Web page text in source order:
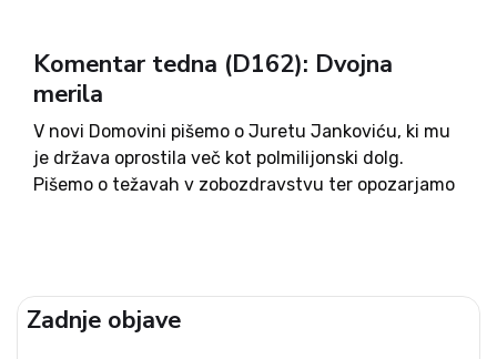
Komentar tedna (D162): Dvojna
merila
V novi Domovini pišemo o Juretu Jankoviću, ki mu
je država oprostila več kot polmilijonski dolg.
Pišemo o težavah v zobozdravstvu ter opozarjamo
ohranjanja kulturne dediščine ter o
narodnozabavni glasbi. V Domovini najdete še
Zadnje objave